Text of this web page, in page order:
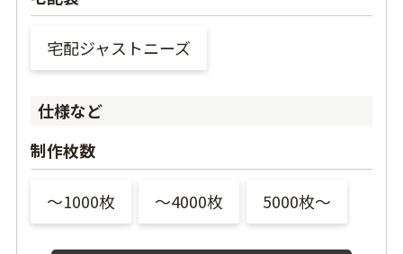
宅配ジャストニーズ
仕様など
制作枚数
〜1000枚 〜4000枚 5000枚〜